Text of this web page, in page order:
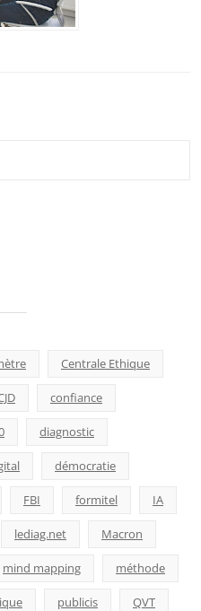
Centrale Ethique
confiance
diagnostic
démocratie
FBI formitel IA
lediag.net Macron
mind mapping méthode
publicis QVT